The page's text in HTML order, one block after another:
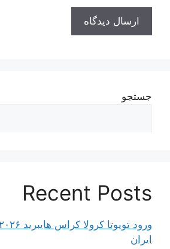
جستجو
Recent Posts
ایران